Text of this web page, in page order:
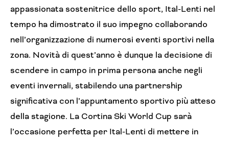
appassionata sostenitrice dello sport, Ital-Lenti nel
tempo ha dimostrato il suo impegno collaborando
nell’organizzazione di numerosi eventi sportivi nella
zona. Novità di quest’anno è dunque la decisione di
scendere in campo in prima persona anche negli
eventi invernali, stabilendo una partnership
significativa con l’appuntamento sportivo più atteso
della stagione. La Cortina Ski World Cup sarà
l’occasione perfetta per Ital-Lenti di mettere in